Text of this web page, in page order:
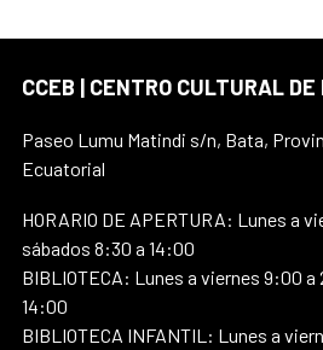
CCEB | CENTRO CULTURAL
Paseo Lumu Matindi s/n, Bata,
Ecuatorial
HORARIO DE APERTURA: Lunes a
sábados 8:30 a 14:00
BIBLIOTECA: Lunes a viernes 9:00
14:00
BIBLIOTECA INFANTIL: Lunes a